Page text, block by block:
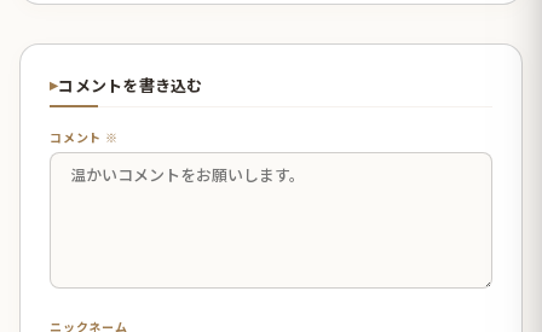
コメントを書き込む
コメント ※
ニックネーム